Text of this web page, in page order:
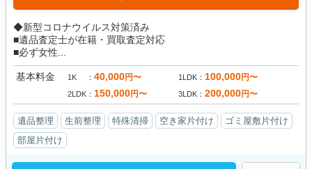
◆新型コロナウイルス対策済み
■遺品査定士が在籍・買取査定対応
■必ず女性...
基本料金 1K 40,000円〜 1LDK 100,000円〜
2LDK 150,000円〜 3LDK 200,000円〜
遺品整理 生前整理 特殊清掃 空き家片付け
ゴミ屋敷片付け
部屋片付け